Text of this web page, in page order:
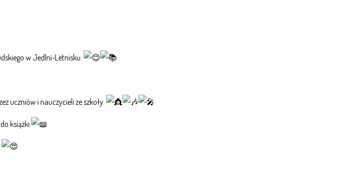
w Jedlni-Letnisku.
uczniów i nauczycieli ze szkoły.
książki